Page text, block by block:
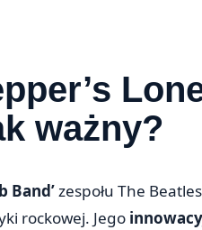
ważny?
Band’zespołu The
rockowej. Jego